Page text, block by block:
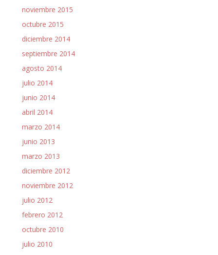
noviembre 2015
octubre 2015
diciembre 2014
septiembre 2014
agosto 2014
julio 2014
junio 2014
abril 2014
marzo 2014
junio 2013
marzo 2013
diciembre 2012
noviembre 2012
julio 2012
febrero 2012
octubre 2010
julio 2010